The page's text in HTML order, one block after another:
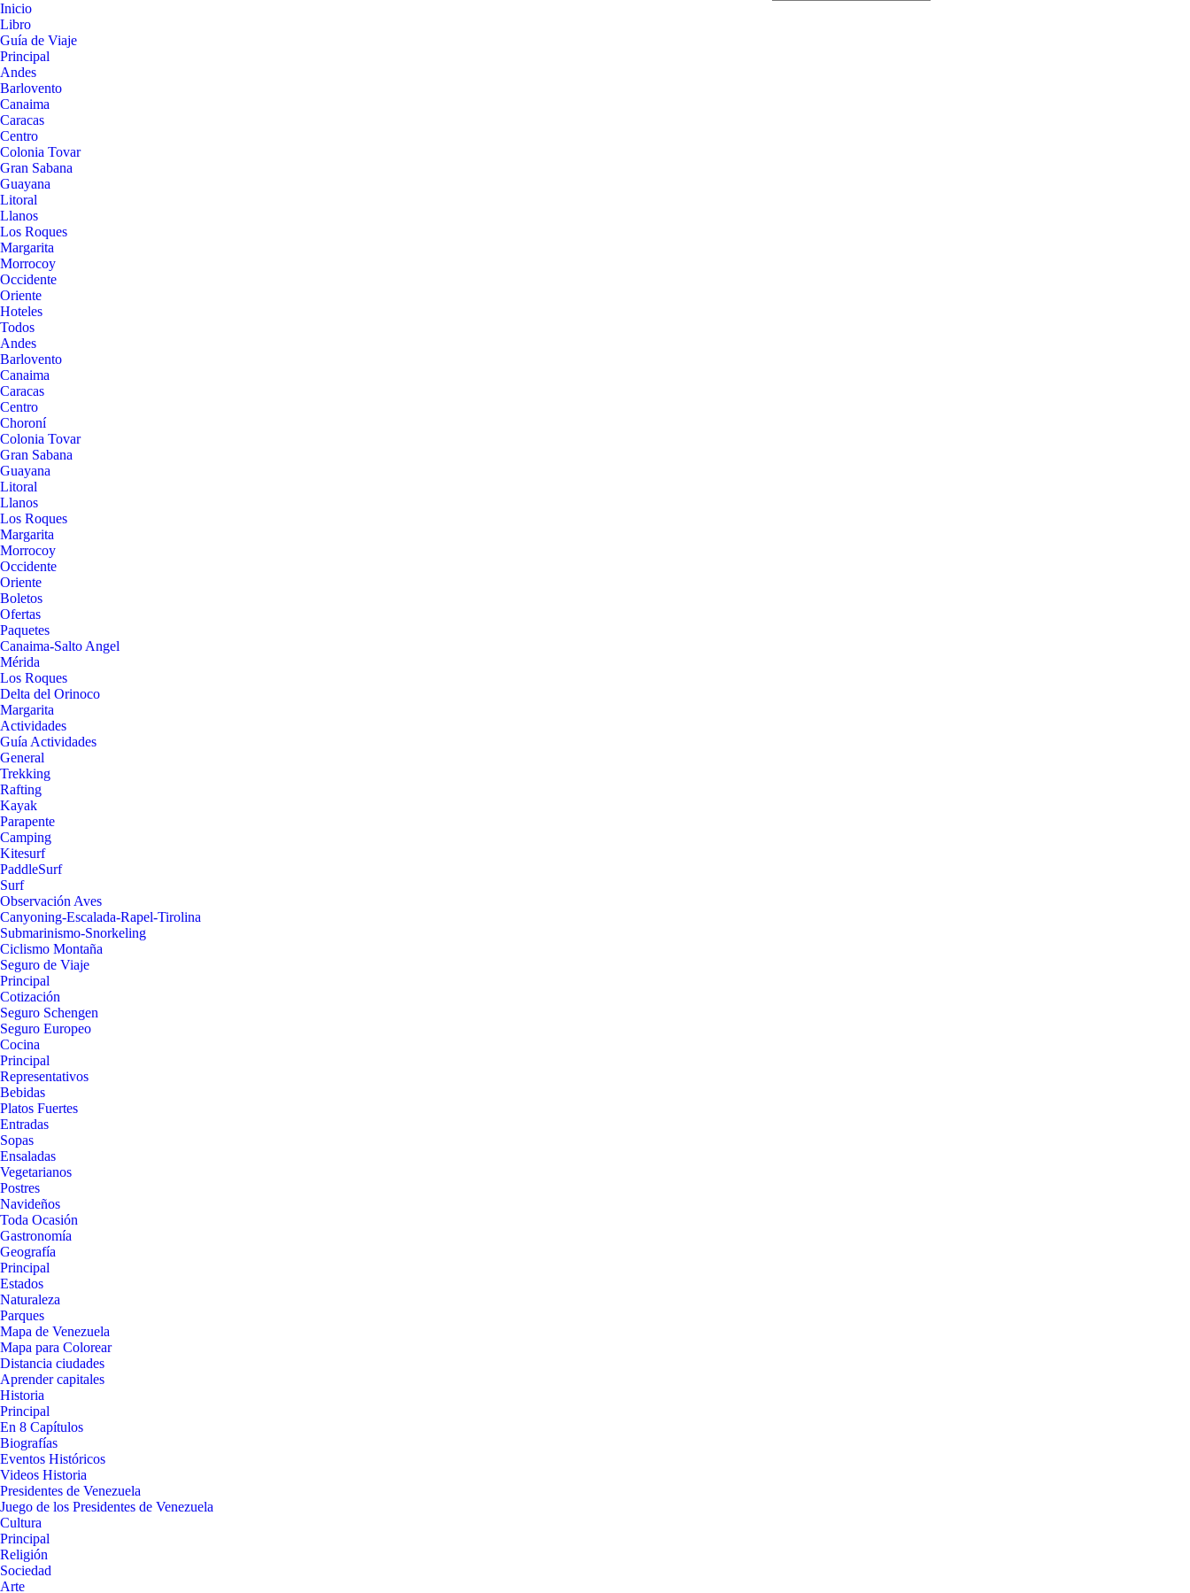
Inicio
Libro
Guía de Viaje
Principal
Andes
Barlovento
Canaima
Caracas
Centro
Colonia Tovar
Gran Sabana
Guayana
Litoral
Llanos
Los Roques
Margarita
Morrocoy
Occidente
Oriente
Hoteles
Todos
Andes
Barlovento
Canaima
Caracas
Centro
Choroní
Colonia Tovar
Gran Sabana
Guayana
Litoral
Llanos
Los Roques
Margarita
Morrocoy
Occidente
Oriente
Boletos
Ofertas
Paquetes
Canaima-Salto Angel
Mérida
Los Roques
Delta del Orinoco
Margarita
Actividades
Guía Actividades
General
Trekking
Rafting
Kayak
Parapente
Camping
Kitesurf
PaddleSurf
Surf
Observación Aves
Canyoning-Escalada-Rapel-Tirolina
Submarinismo-Snorkeling
Ciclismo Montaña
Seguro de Viaje
Principal
Cotización
Seguro Schengen
Seguro Europeo
Cocina
Principal
Representativos
Bebidas
Platos Fuertes
Entradas
Sopas
Ensaladas
Vegetarianos
Postres
Navideños
Toda Ocasión
Gastronomía
Geografía
Principal
Estados
Naturaleza
Parques
Mapa de Venezuela
Mapa para Colorear
Distancia ciudades
Aprender capitales
Historia
Principal
En 8 Capítulos
Biografías
Eventos Históricos
Videos Historia
Presidentes de Venezuela
Juego de los Presidentes de Venezuela
Cultura
Principal
Religión
Sociedad
Arte